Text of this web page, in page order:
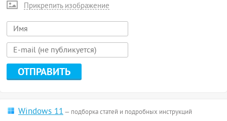
Прикрепить изображение
Windows 11— подборка статей и подробных инструкций